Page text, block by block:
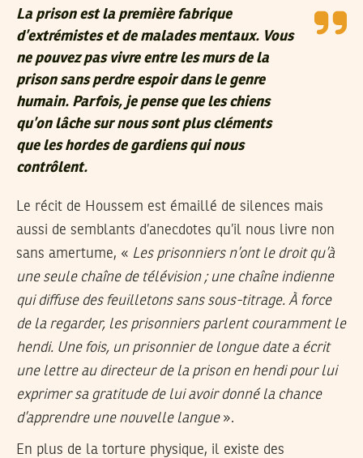
La prison est la première fabrique
d’extrémistes et de malades mentaux. Vous
ne pouvez pas vivre entre les murs de la
prison sans perdre espoir dans le genre
humain. Parfois, je pense que les chiens
qu’on lâche sur nous sont plus cléments
que les hordes de gardiens qui nous
contrôlent.
Le récit de Houssem est émaillé de silences mais
aussi de semblants d’anecdotes qu’il nous livre non
sans amertume, « Les prisonniers n’ont le droit qu’à
une seule chaîne de télévision ; une chaîne indienne
qui diffuse des feuilletons sans sous-titrage. À force
de la regarder, les prisonniers parlent couramment le
hendi. Une fois, un prisonnier de longue date a écrit
une lettre au directeur de la prison en hendi pour lui
exprimer sa gratitude de lui avoir donné la chance
d’apprendre une nouvelle langue».
En plus de la torture physique, il existe des